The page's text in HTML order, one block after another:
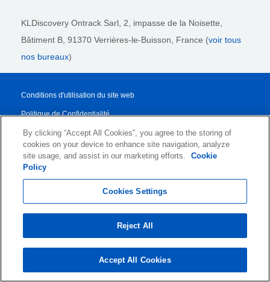
KLDiscovery Ontrack Sarl, 2, impasse de la Noisette,
Bâtiment B, 91370 Verrières-le-Buisson, France (voir tous
nos bureaux)
Conditions d'utilisation du site web
Politique de Confidentialité
Utilisation et Paramétrage des Cookies
Mentions Légales
Rapport de transparence
Conditions Générales de Vente
© 2026 KLDiscovery Ontrack - All Rights Reserved.
By clicking “Accept All Cookies”, you agree to the storing of
cookies on your device to enhance site navigation, analyze
site usage, and assist in our marketing efforts.
Cookie
Policy
Cookies Settings
Reject All
Accept All Cookies